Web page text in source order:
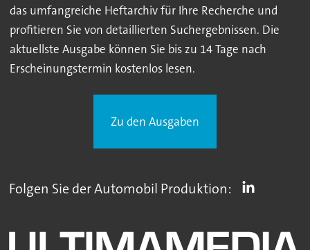
das umfangreiche Heftarchiv für Ihre Recherche und
profitieren Sie von detaillierten Suchergebnissen. Die
aktuellste Ausgabe können Sie bis zu 14 Tage nach
Erscheinungstermin kostenlos lesen.
Zu den Ausgaben
Folgen Sie der Automobil Produktion: